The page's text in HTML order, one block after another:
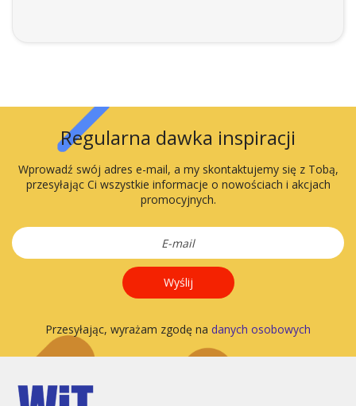
Regularna dawka inspiracji
Wprowadź swój adres e-mail, a my skontaktujemy się z Tobą,
przesyłając Ci wszystkie informacje o nowościach i akcjach
promocyjnych.
Wyślij
Przesyłając, wyrażam zgodę na danych osobowych